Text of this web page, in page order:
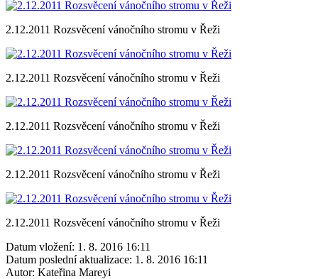
2.12.2011 Rozsvěcení vánočního stromu v Řeži
2.12.2011 Rozsvěcení vánočního stromu v Řeži
2.12.2011 Rozsvěcení vánočního stromu v Řeži
2.12.2011 Rozsvěcení vánočního stromu v Řeži
2.12.2011 Rozsvěcení vánočního stromu v Řeži
Datum vložení: 1. 8. 2016 16:11
Datum poslední aktualizace: 1. 8. 2016 16:11
Autor: Kateřina Mareyi